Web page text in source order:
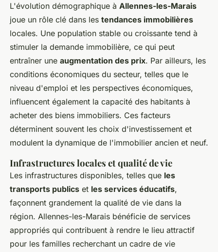
L'évolution démographique à Allennes-les-Marais
joue un rôle clé dans les tendances immobilières
locales. Une population stable ou croissante tend à
stimuler la demande immobilière, ce qui peut
entraîner une augmentation des prix. Par ailleurs, les
conditions économiques du secteur, telles que le
niveau d'emploi et les perspectives économiques,
influencent également la capacité des habitants à
acheter des biens immobiliers. Ces facteurs
déterminent souvent les choix d'investissement et
modulent la dynamique de l'immobilier ancien et neuf.
Infrastructures locales et qualité de vie
Les infrastructures disponibles, telles que les
transports publics et les services éducatifs,
façonnent grandement la qualité de vie dans la
région. Allennes-les-Marais bénéficie de services
appropriés qui contribuent à rendre le lieu attractif
pour les familles recherchant un cadre de vie